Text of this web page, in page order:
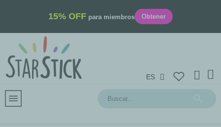
15% OFF para miembros Obtener
ES